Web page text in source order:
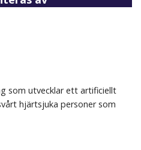
som utvecklar ett artificiellt
hjärtsjuka personer som